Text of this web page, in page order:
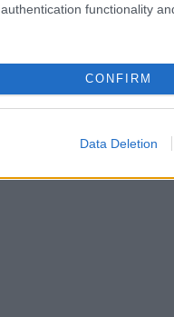
authentication functionality
CONFIRM
Data Deletion